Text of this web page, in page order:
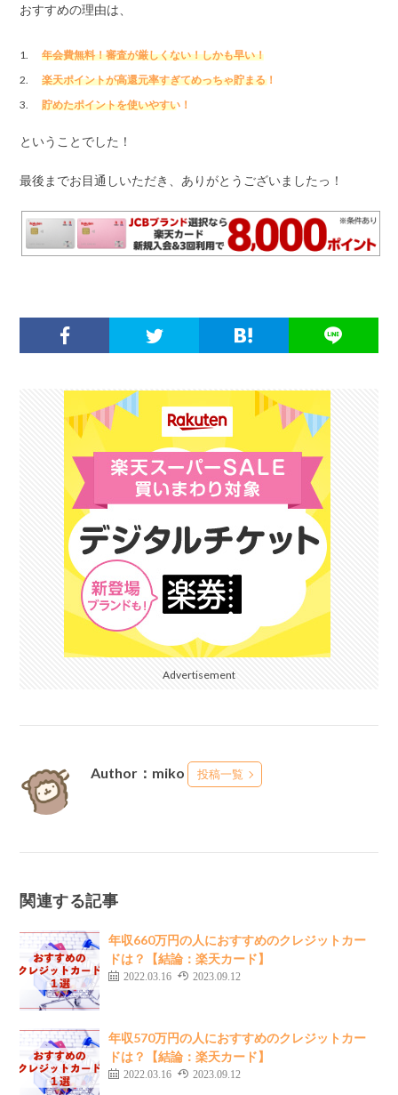
おすすめの理由は、
年会費無料！審査が厳しくない！しかも早い！
楽天ポイントが高還元率すぎてめっちゃ貯まる！
貯めたポイントを使いやすい！
ということでした！
最後までお目通しいただき、ありがとうございましたっ！
Advertisement
Author：miko 投稿一覧
関連する記事
年収660万円の人におすすめのクレジットカー
ドは？【結論：楽天カード】
2022.03.16 2023.09.12
年収570万円の人におすすめのクレジットカー
ドは？【結論：楽天カード】
2022.03.16 2023.09.12